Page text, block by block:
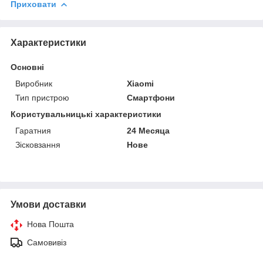
Приховати
Характеристики
Основні
Виробник
Xiaomi
Тип пристрою
Смартфони
Користувальницькі характеристики
Гаратния
24 Месяца
Зісковзання
Нове
Умови доставки
Нова Пошта
Самовивіз